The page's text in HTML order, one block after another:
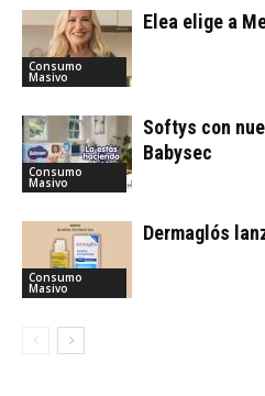
Consumo
Masivo
Elea elige a
Consumo
Masivo
Softys con
Babysec
Consumo
Masivo
Dermaglós